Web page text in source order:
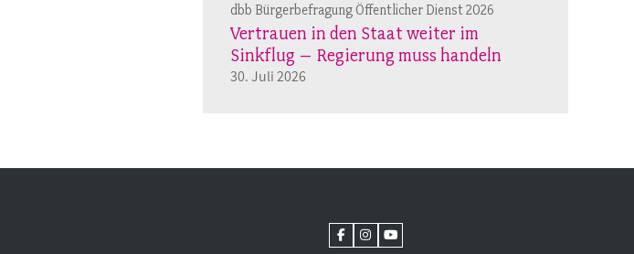
dbb Bürgerbefragung Öffentlicher Dienst 2026
Vertrauen in den Staat weiter im
Sinkflug – Regierung muss handeln
30. Juli 2026